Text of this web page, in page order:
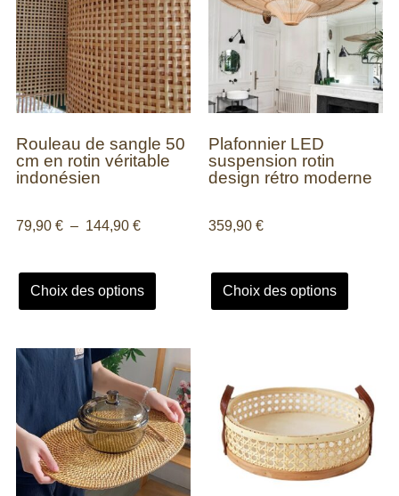
Rouleau de sangle 50
cm en rotin véritable
indonésien
79,90 € – 144,90 €
Choix des options
Plafonnier LED
suspension rotin
design rétro moderne
359,90 €
Choix des options